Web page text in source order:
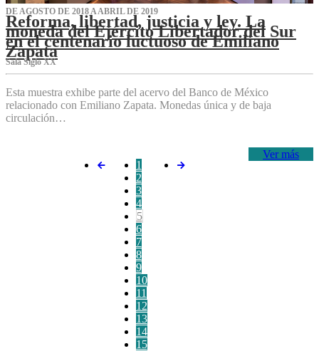
DE AGOSTO DE 2018 A ABRIL DE 2019
Reforma, libertad, justicia y ley. La
moneda del Ejército Libertador del Sur
en el centenario luctuoso de Emiliano
Zapata
Sala Siglo XX
Esta muestra exhibe parte del acervo del Banco de México
relacionado con Emiliano Zapata. Monedas única y de baja
circulación…
Ver más
1
2
3
4
5
6
7
8
9
10
11
12
13
14
15